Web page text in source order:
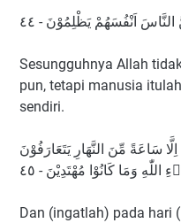
اَنْفُسَهُمْ يَظْلِمُوْنَ - ٤٤
Sesungguhnya Allah
pun, tetapi manusia
sendiri.
سَاعَةً مِّنَ النَّهَارِ يَتَعَارَفُوْنَ
وَمَا كَانُوْا مُهْتَدِيْنَ - ٤٥
Dan (ingatlah) pada hari